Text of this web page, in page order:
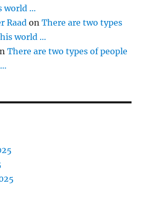
world …
Raad onThere are two types
world …
There are two types of people